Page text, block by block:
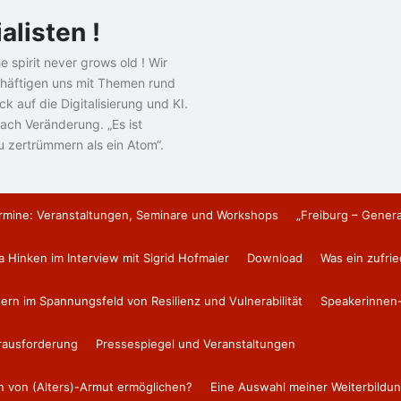
!
spirit never grows old ! Wir
uns mit Themen rund
auf die Digitalisierung und KI.
Veränderung. „Es ist
als ein Atom“.
Veranstaltungen, Seminare und Workshops „Freiburg –
Hinken im Interview mit Sigrid Hofmaier Download Was ein
im Spannungsfeld von Resilienz und Vulnerabilität
Pressespiegel und Veranstaltungen
von (Alters)-Armut ermöglichen? Eine Auswahl meiner